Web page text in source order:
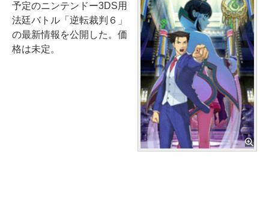
予定のニンテンドー3DS用
法廷バトル「逆転裁判６」
の最新情報を公開した。価
格は未定。